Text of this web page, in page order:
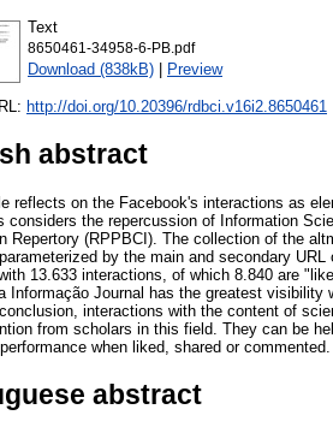
Text
8650461-34958-6-PB.pdf
Download (838kB) | Preview
http://doi.org/10.20396/rdbci.v16i2.8650461
abstract
reflects on the Facebook's interactions as
considers the repercussion of Information
Repertory (RPPBCI). The collection of the
by the main and secondary
13.633 interactions, of which 8.840 are
Informação Journal has the greatest
interactions with the content of
from scholars in this field. They can be
when liked, shared or commented.
abstract